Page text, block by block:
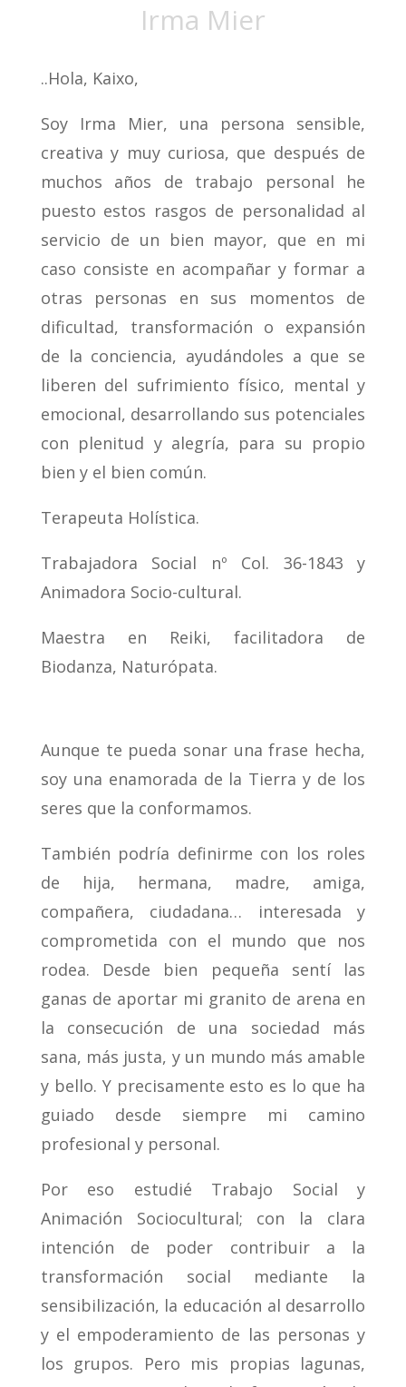
Irma Mier
..Hola, Kaixo,
Soy Irma Mier, una persona sensible,
creativa y muy curiosa, que después de
muchos años de trabajo personal he
puesto estos rasgos de personalidad al
servicio de un bien mayor, que en mi
caso consiste en acompañar y formar a
otras personas en sus momentos de
dificultad, transformación o expansión
de la conciencia, ayudándoles a que se
liberen del sufrimiento físico, mental y
emocional, desarrollando sus potenciales
con plenitud y alegría, para su propio
bien y el bien común.
Terapeuta Holística.
Trabajadora Social nº Col. 36-1843 y
Animadora Socio-cultural.
Maestra en Reiki, facilitadora de
Biodanza, Naturópata.
Aunque te pueda sonar una frase hecha,
soy una enamorada de la Tierra y de los
seres que la conformamos.
También podría definirme con los roles
de hija, hermana, madre, amiga,
compañera, ciudadana… interesada y
comprometida con el mundo que nos
rodea. Desde bien pequeña sentí las
ganas de aportar mi granito de arena en
la consecución de una sociedad más
sana, más justa, y un mundo más amable
y bello. Y precisamente esto es lo que ha
guiado desde siempre mi camino
profesional y personal.
Por eso estudié Trabajo Social y
Animación Sociocultural; con la clara
intención de poder contribuir a la
transformación social mediante la
sensibilización, la educación al desarrollo
y el empoderamiento de las personas y
los grupos. Pero mis propias lagunas,